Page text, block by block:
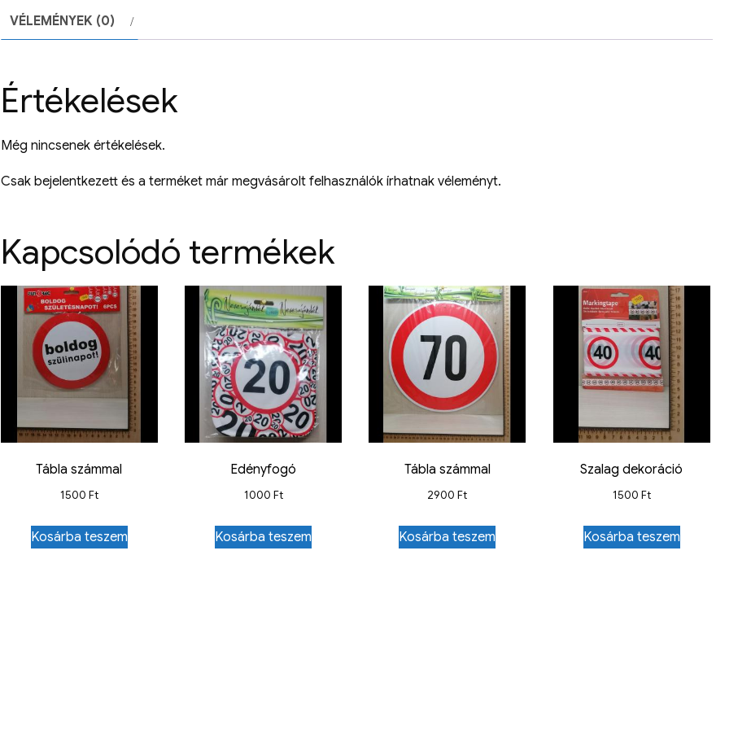
VÉLEMÉNYEK (0)
Értékelések
Még nincsenek értékelések.
Csak bejelentkezett és a terméket már megvásárolt felhasználók írhatnak véleményt.
Kapcsolódó termékek
Tábla számmal
1500 Ft
Kosárba teszem
Edényfogó
1000 Ft
Kosárba teszem
Tábla számmal
2900Ft
Kosárba teszem
Szalag dekoráció
1500 Ft
Kosárba teszem